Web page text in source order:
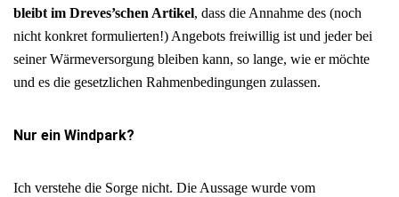
bleibt im Dreves’schen Artikel, dass die Annahme des (noch
nicht konkret formulierten!) Angebots freiwillig ist und jeder bei
seiner Wärmeversorgung bleiben kann, so lange, wie er möchte
und es die gesetzlichen Rahmenbedingungen zulassen.
Nur ein Windpark?
Ich verstehe die Sorge nicht. Die Aussage wurde vom